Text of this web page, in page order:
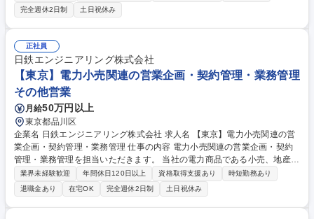
データ収集/情報整理／KPIの設定支援 ◎市場・競合リサーチ：業界動向等
の情報収集/調査内容のレポート化、◎経営課題の整理と改善施策サポー
ト：業務効率化、収益改善に向けた課題整理／施策検討のためのデータ集
計・資料作成/経営層向け資料の作成補助／基幹システム運用管理、◎新規
事業、各種プロジェクトの運営サポート：プロジェクトの進捗管理・社内
調整／調整業務、◎経営会議の運営補助：会議資料の作成／会議体のスケ
ジュール調整や準備／議事録作作成等 募集職種 【経営企画】東京ガスグ
ループ会社の安定基盤/福利厚生◎/フレックスタイム制
完全週休2日制
土日祝休み
正社員
日鉄エンジニアリング株式会社
【東京】電力小売関連の営業企画・契約管理・業務管理
その他営業
月給50万円以上
東京都品川区
企業名 日鉄エンジニアリング株式会社 求人名 【東京】電力小売関連の営
業企画・契約管理・業務管理 仕事の内容 電力小売関連の営業企画・契約
管理・業務管理を担当いただきます。 当社の電力商品である小売、地産地
消、PPA、蓄電池・EMS等を扱う営業部門で、営業担当とともに顧客との
電力供給契約後の業務である託送手続き(送配電事業者への契約申込・変
更手続き等)および顧客管理業務(契約データ・情報の管理等)を実行いただ
きます。その他、託送契約全般の管理、顧客契約情報の管理、顧客管理シ
業界未経験歓迎 年間休日120日以上 資格取得支援あり
時短勤務あり
退職金あり
在宅OK 完全週休2日制 土日祝休み